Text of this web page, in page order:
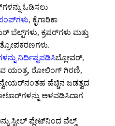
ಓಡಿಸಲು
, ಕೈಗಾರಿಕಾ
ಬೆಲ್ಟ್‌ಗಳು, ಕ್ರಷರ್‌ಗಳು ಮತ್ತು
ನಿರ್ದಿಷ್ಟಪಡಿಸಿಬ್ಲೋವರ್,
ಯಂತ್ರ, ರೋಲಿಂಗ್ ಗಿರಣಿ,
ಹೆಚ್ಚಿನ ಜಡತ್ವದ
ಅಳವಡಿಸಿದಾಗ
ಸ್ಟೀಲ್ ಪ್ಲೇಟ್‌ನಿಂದ ವೆಲ್ಡ್